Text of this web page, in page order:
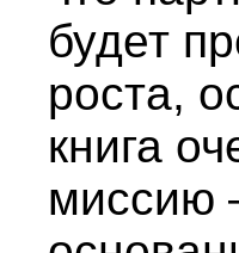
будет
роста,
книга
миссию